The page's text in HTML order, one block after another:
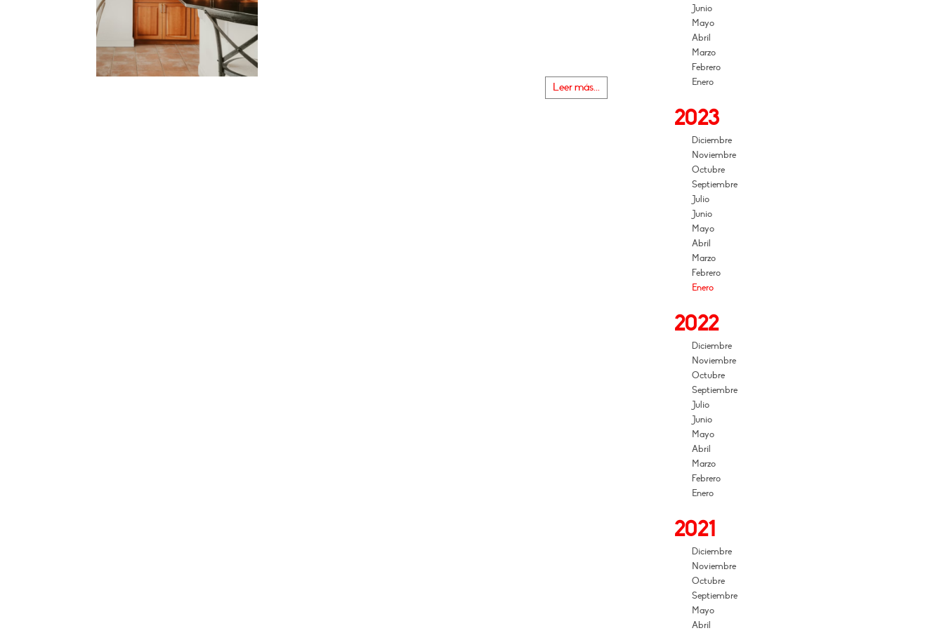
Leer más...
Junio
Mayo
Abril
Marzo
Febrero
Enero
2023
Diciembre
Noviembre
Octubre
Septiembre
Julio
Junio
Mayo
Abril
Marzo
Febrero
Enero
2022
Diciembre
Noviembre
Octubre
Septiembre
Julio
Junio
Mayo
Abril
Marzo
Febrero
Enero
2021
Diciembre
Noviembre
Octubre
Septiembre
Mayo
Abril